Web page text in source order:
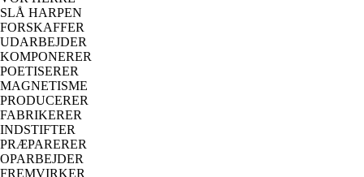
SLÅ HARPEN
FORSKAFFER
UDARBEJDER
KOMPONERER
POETISERER
MAGNETISME
PRODUCERER
FABRIKERER
INDSTIFTER
PRÆPARERER
OPARBEJDER
FREMVIRKER